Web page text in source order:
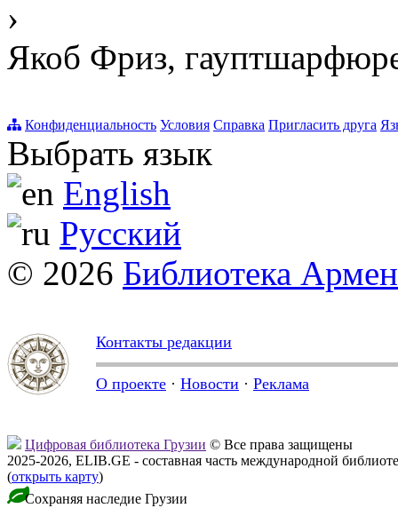
›
Якоб Фриз,
Конфиденциальность Условия Справка Пригласить друга
Выбрать язык
English
Русский
© 2026 Библиотека
Контакты редакции
О проекте · Новости · Реклама
Цифровая библиотека Грузии © Все права защищены
2025-2026, ELIB.GE - составная часть международной
(открыть карту)
Сохраняя наследие Грузии